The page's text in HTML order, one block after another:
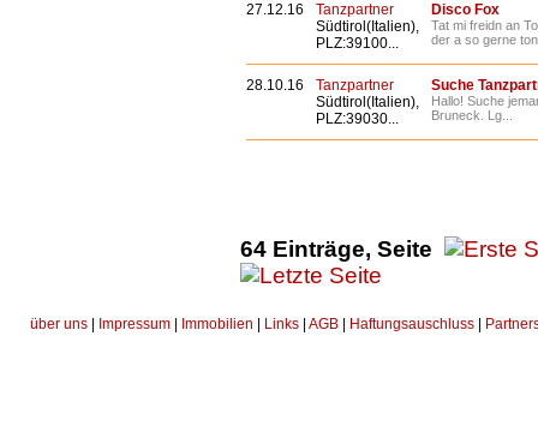
27.12.16
Tanzpartner
Südtirol(Italien),
PLZ:39100...
Disco Fox
Tat mi freidn an
der a so gerne
28.10.16
Tanzpartner
Südtirol(Italien),
PLZ:39030...
Suche
Hallo! Suche
Bruneck. Lg...
64 Einträge, Seite
über uns Impressum Immobilien Links AGB Haftungsauschluss